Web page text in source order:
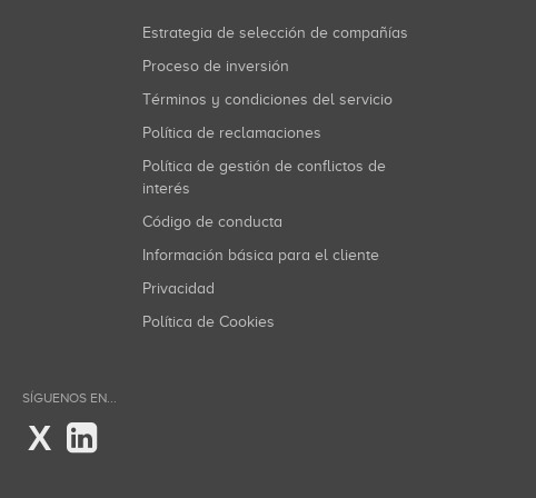
Estrategia de selección de compañías
Proceso de inversión
Términos y condiciones del servicio
Política de reclamaciones
Política de gestión de conflictos de
interés
Código de conducta
Información básica para el cliente
Privacidad
Política de Cookies
SÍGUENOS EN...
X